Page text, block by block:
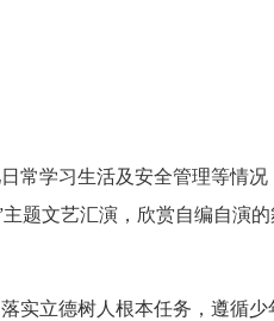
常学习生活及安全管理等情况
题文艺汇演，欣赏自编自演的
实立德树人根本任务，遵循少